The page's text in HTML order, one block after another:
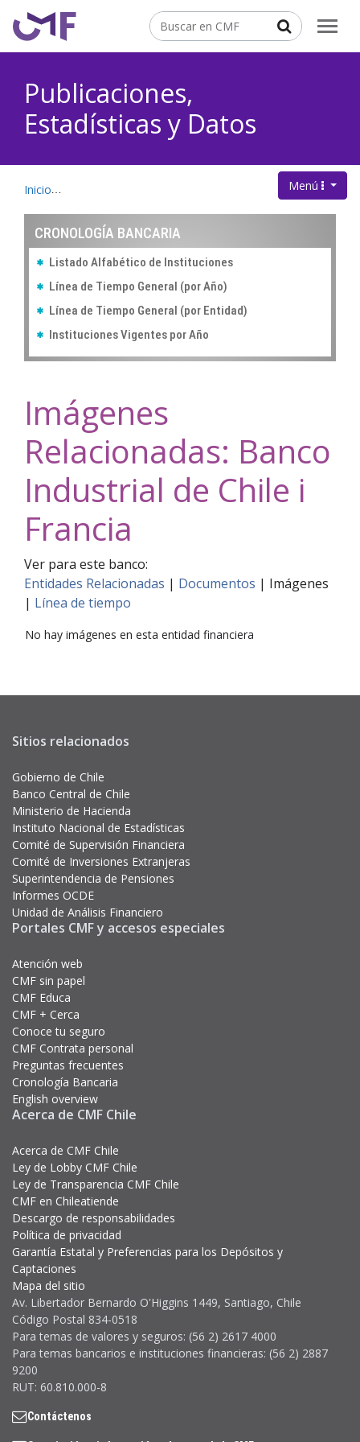
principal
Buscar
Publicaciones,
Estadísticas y Datos
Menú .
Inicio Cronología
CRONOLOGÍA BANCARIA
Listado Alfabético de Instituciones
Línea de Tiempo General (por Año)
Línea de Tiempo General (por Entidad)
Instituciones Vigentes por Año
Imágenes
Relacionadas: Banco
Industrial de Chile i
Francia
Ver para este banco:
Entidades Relacionadas | Documentos | Imágenes
| Línea de tiempo
No hay imágenes en esta entidad financiera
Sitios relacionados
Gobierno de Chile
Banco Central de Chile
Ministerio de Hacienda
Instituto Nacional de Estadísticas
Comité de Supervisión Financiera
Comité de Inversiones Extranjeras
Superintendencia de Pensiones
Informes OCDE
Unidad de Análisis Financiero
Portales CMF y accesos especiales
Atención web
CMF sin papel
CMF Educa
CMF + Cerca
Conoce tu seguro
CMF Contrata personal
Preguntas frecuentes
Cronología Bancaria
English overview
Acerca de CMF Chile
Acerca de CMF Chile
Ley de Lobby CMF Chile
Ley de Transparencia CMF Chile
CMF en Chileatiende
Descargo de responsabilidades
Política de privacidad
Garantía Estatal y Preferencias para los Depósitos y
Captaciones
Mapa del sitio
Av. Libertador Bernardo O'Higgins 1449, Santiago, Chile
Código Postal 834-0518
Para temas de valores y seguros: (56 2) 2617 4000
Para temas bancarios e instituciones financieras: (56 2) 2887
9200
RUT: 60.810.000-8
Contáctenos